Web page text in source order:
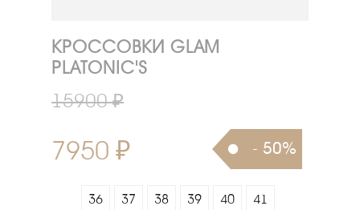
КРОССОВКИ GLAM
PLATONIC'S
15900 ₽
7950 ₽ - 50%
36 37 38 39 40 41